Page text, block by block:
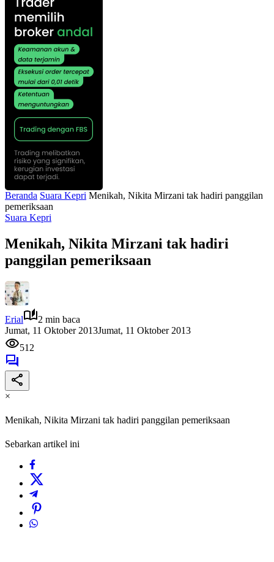
Beranda Suara Kepri Menikah, Nikita Mirzani tak hadiri panggilan
pemeriksaan
Suara Kepri
Menikah, Nikita Mirzani tak hadiri
panggilan pemeriksaan
Erial
2 min baca
Jumat, 11 Oktober 2013Jumat, 11 Oktober 2013
512
×
Menikah, Nikita Mirzani tak hadiri panggilan pemeriksaan
Sebarkan artikel ini